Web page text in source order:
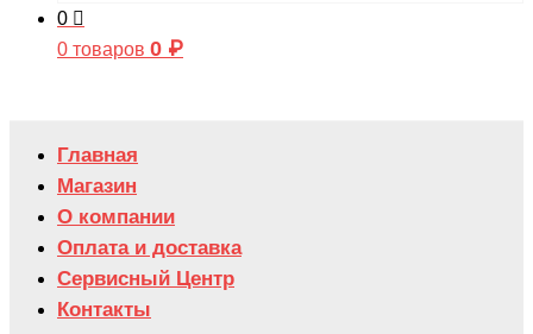
0
0 товаров 0 ₽
Главная
Магазин
О компании
Оплата и доставка
Сервисный Центр
Контакты